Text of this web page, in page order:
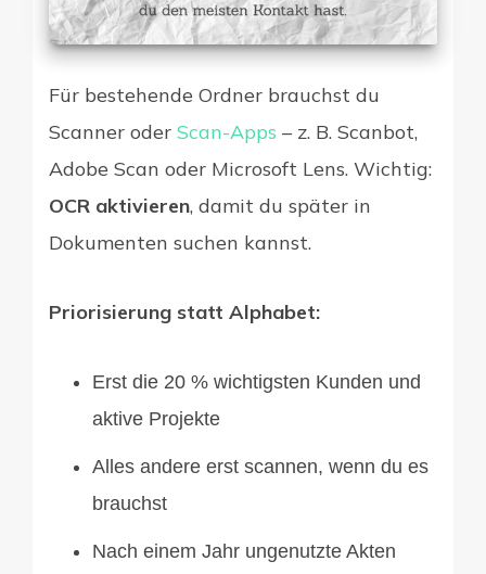
Für bestehende Ordner brauchst du
Scanner oder Scan-Apps – z. B. Scanbot,
Adobe Scan oder Microsoft Lens. Wichtig:
OCR aktivieren, damit du später in
Dokumenten suchen kannst.
Priorisierung statt Alphabet:
Erst die 20 % wichtigsten Kunden und
aktive Projekte
Alles andere erst scannen, wenn du es
brauchst
Nach einem Jahr ungenutzte Akten